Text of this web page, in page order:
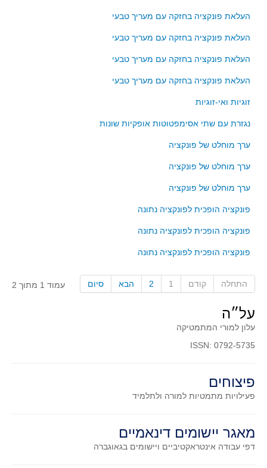
הסתברות
פונקציה ריבועית
פונקצית הערך המוחלט
פונקצית השורש
פונקציה רציונאלית
קעירות ונקודות פיתול
במבט נוסף
בעקבות מבחנים
מתנות קטנות
גאומטריה
משפט פיתגורס
שטחים פיצוחים
מרובעים
משולשים
המעגל פיצוחים
גאומטריית המרחב
העלאת פונקציה בחזקה עם מעריך טבעי
העלאת פונקציה בחזקה עם מעריך טבעי
העלאת פונקציה בחזקה עם מעריך טבעי
העלאת פונקציה בחזקה עם מעריך טבעי
זוגיות ואי-זוגיות
נגזרת עם שתי אסימפטוטות אופקיות שונות
ערך מוחלט של פונקציה
ערך מוחלט של פונקציה
ערך מוחלט של פונקציה
פונקציה הופכית לפונקציה נתונה
פונקציה הופכית לפונקציה נתונה
פונקציה הופכית לפונקציה נתונה
עמוד 1 מתוך 2 התחלה קודם 1
2 הבא סיום
על״ה
עלון למורי המתמטיקה
ISSN: 0792-5735
פיצוחים
פעילויות מתמטיות למורה ולתלמיד
מאגר יישומים דינאמיים
דפי עבודה אינטראקטיביים ויישומים בגאוגברה